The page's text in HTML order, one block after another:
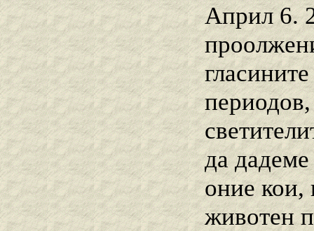
Април 6.
да
оние кои,
животен